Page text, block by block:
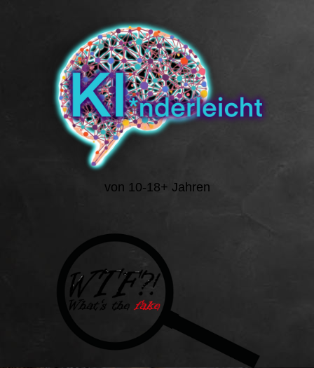
von 10-18+ Jahren